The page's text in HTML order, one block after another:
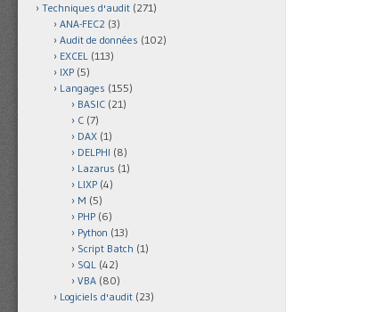
Techniques d'audit (271)
ANA-FEC2 (3)
Audit de données (102)
EXCEL (113)
IXP (5)
Langages (155)
BASIC (21)
C (7)
DAX (1)
DELPHI (8)
Lazarus (1)
LIXP (4)
M (5)
PHP (6)
Python (13)
Script Batch (1)
SQL (42)
VBA (80)
Logiciels d'audit (23)